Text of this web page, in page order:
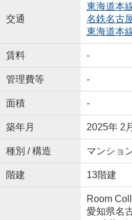
交通
東海道本
名鉄名古
東海道本
賃料 -
管理費等 -
面積 -
築年月 2025年 2
種別 / 構造 マンショ
階建 13階建
Room
愛知県名